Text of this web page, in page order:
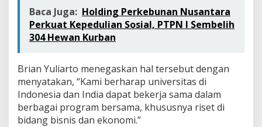
Baca Juga: Holding Perkebunan Nusantara
Perkuat Kepedulian Sosial, PTPN I Sembelih
304 Hewan Kurban
Brian Yuliarto menegaskan hal tersebut dengan
menyatakan, “Kami berharap universitas di
Indonesia dan India dapat bekerja sama dalam
berbagai program bersama, khususnya riset di
bidang bisnis dan ekonomi.”